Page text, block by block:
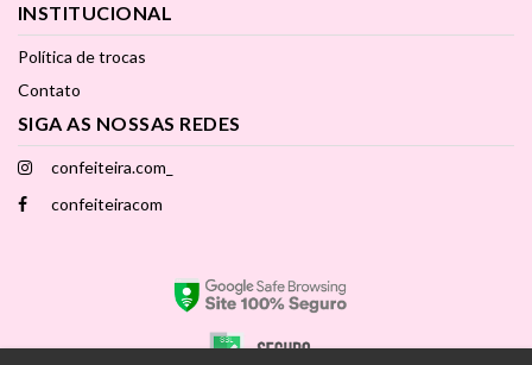
INSTITUCIONAL
Política de trocas
Contato
SIGA AS NOSSAS REDES
confeiteira.com_
confeiteiracom